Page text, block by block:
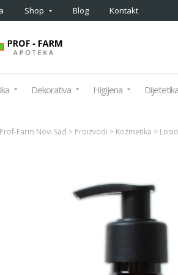
Shop Blog Kontakt
Dekorativa Higijena Dijetetika
Farm Novi Sad > Proizvodi > Kozmetika >